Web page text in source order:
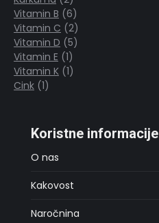
izdelka
Vitamin B 66
izdelkov
Vitamin C 22
izdelka
Vitamin D 55
Vitamin E 11
izdelek
Vitamin K 11
Cink 11
Koristne informacije
O nas
Kakovost
Naročnina